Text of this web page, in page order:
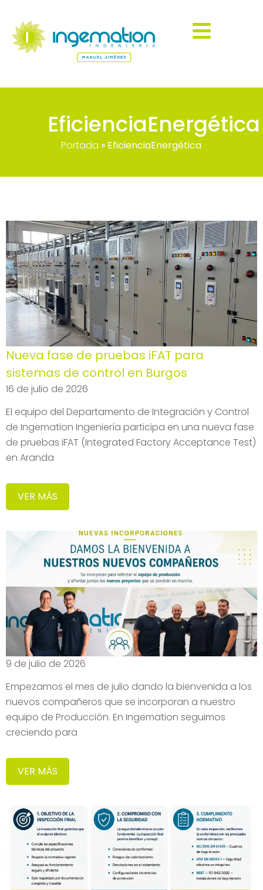
EficienciaEnergética
Portada » EficienciaEnergética
Nueva fase de pruebas iFAT para
sistemas de control en Burgos
16 de julio de 2026
El equipo del Departamento de Integración y Control
de Ingemation Ingeniería participa en una nueva fase
de pruebas iFAT (Integrated Factory Acceptance Test)
en Aranda
VER MÁS
9 de julio de 2026
Empezamos el mes de julio dando la bienvenida a los
nuevos compañeros que se incorporan a nuestro
equipo de Producción. En Ingemation seguimos
creciendo para
VER MÁS